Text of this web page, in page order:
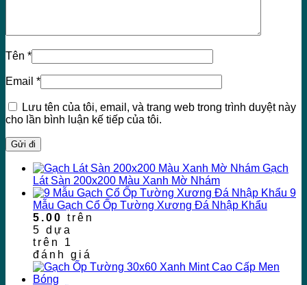
Tên *
Email *
Lưu tên của tôi, email, và trang web trong trình duyệt này
cho lần bình luận kế tiếp của tôi.
Gạch
Lát Sàn 200x200 Màu Xanh Mờ Nhám
9
Mẫu Gạch Cổ Ốp Tường Xương Đá Nhập Khẩu
5.00 trên
5 dựa
trên 1
đánh giá